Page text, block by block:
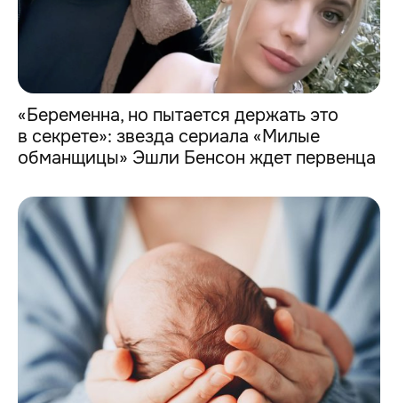
«Беременна, но пытается держать это
в секрете»: звезда сериала «Милые
обманщицы» Эшли Бенсон ждет первенца